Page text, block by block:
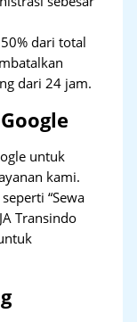
dari total
dari 24 jam.
untuk
kami.
“Sewa
Transindo